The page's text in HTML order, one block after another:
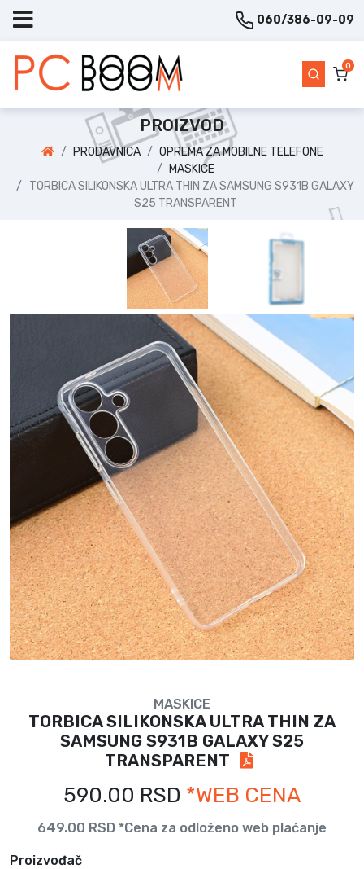
060/386-09-09
0
PROIZVOD
PRODAVNICA
OPREMA ZA MOBILNE TELEFONE
MASKICE
TORBICA SILIKONSKA ULTRA THIN ZA SAMSUNG S931B GALAXY
S25 TRANSPARENT
MASKICE
TORBICA SILIKONSKA ULTRA THIN ZA
SAMSUNG S931B GALAXY S25
TRANSPARENT
590.00 RSD *WEB CENA
649.00 RSD *Cena za odloženo web plaćanje
Proizvođač